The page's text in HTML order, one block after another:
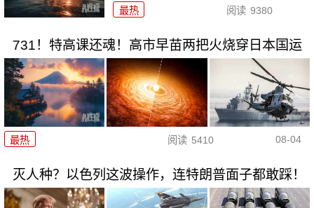
最热 阅读 9380
731！特高课还魂！高市早苗两把火烧穿日本国运
最热 阅读 5410 08-04
灭人种？以色列这波操作，连特朗普面子都敢踩！